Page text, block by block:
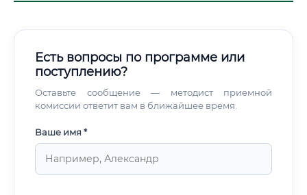
взаимодействие с людьми — это то, что остаётся за
Есть вопросы по программе или
поступлению?
Оставьте сообщение — методист приемной
комиссии ответит вам в ближайшее время.
Ваше имя *